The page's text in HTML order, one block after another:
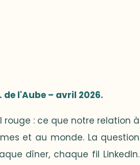
l'Aube – avril 2026.
rouge : ce que notre relation à
et au monde. La question
dîner, chaque fil LinkedIn.